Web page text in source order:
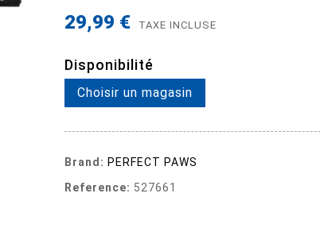
29,99 € TAXE INCLUSE
Disponibilité
Choisir un magasin
Brand: PERFECT PAWS
Reference: 527661